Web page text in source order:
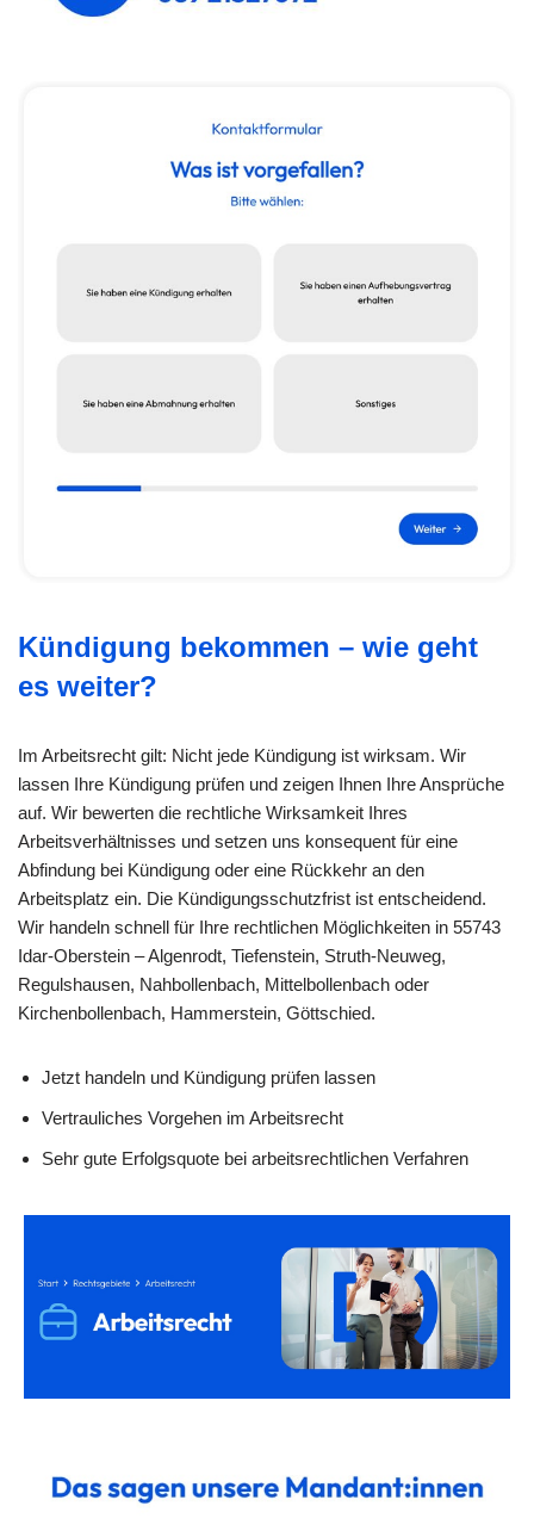
Kündigung bekommen – wie geht
es weiter?
Im Arbeitsrecht gilt: Nicht jede Kündigung ist wirksam. Wir
lassen Ihre Kündigung prüfen und zeigen Ihnen Ihre Ansprüche
auf. Wir bewerten die rechtliche Wirksamkeit Ihres
Arbeitsverhältnisses und setzen uns konsequent für eine
Abfindung bei Kündigung oder eine Rückkehr an den
Arbeitsplatz ein. Die Kündigungsschutzfrist ist entscheidend.
Wir handeln schnell für Ihre rechtlichen Möglichkeiten in 55743
Idar-Oberstein – Algenrodt, Tiefenstein, Struth-Neuweg,
Regulshausen, Nahbollenbach, Mittelbollenbach oder
Kirchenbollenbach, Hammerstein, Göttschied.
Jetzt handeln und Kündigung prüfen lassen
Vertrauliches Vorgehen im Arbeitsrecht
Sehr gute Erfolgsquote bei arbeitsrechtlichen Verfahren